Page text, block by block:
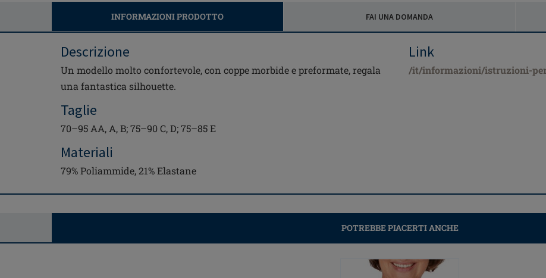
INFORMAZIONI PRODOTTO FAI UNA DOMANDA
Descrizione
Un modello molto confortevole, con coppe morbide e preformate, regala
una fantastica silhouette.
Taglie
70–95 AA, A, B; 75–90 C, D; 75–85 E
Materiali
79% Poliammide, 21% Elastane
Link
/it/informazioni/istruzioni-
POTREBBE PIACERTI ANCHE